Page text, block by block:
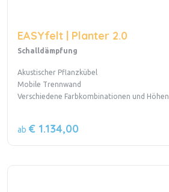
EASYfelt | Planter 2.0
Schalldämpfung
Akustischer Pflanzkübel
Mobile Trennwand
Verschiedene Farbkombinationen und Höhen
ab € 1.134,00